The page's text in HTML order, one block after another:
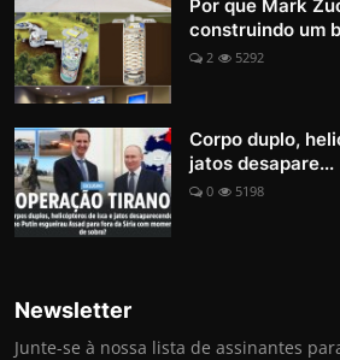
Por que Mark
construindo um
2 5292
Corpo duplo,
jatos desapare...
0 5198
Newsletter
Junte-se à nossa lista de assinantes